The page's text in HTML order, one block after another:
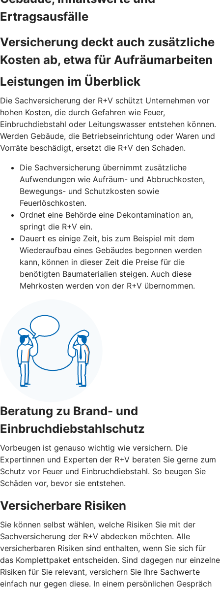
Ertragsausfälle
Versicherung deckt auch zusätzliche
Kosten ab, etwa für Aufräumarbeiten
Leistungen im Überblick
Die Sachversicherung der R+V schützt Unternehmen vor
hohen Kosten, die durch Gefahren wie Feuer,
Einbruchdiebstahl oder Leitungswasser entstehen können.
Werden Gebäude, die Betriebseinrichtung oder Waren und
Vorräte beschädigt, ersetzt die R+V den Schaden.
Die Sachversicherung übernimmt zusätzliche
Aufwendungen wie Aufräum- und Abbruchkosten,
Bewegungs- und Schutzkosten sowie
Feuerlöschkosten.
Ordnet eine Behörde eine Dekontamination an,
springt die R+V ein.
Dauert es einige Zeit, bis zum Beispiel mit dem
Wiederaufbau eines Gebäudes begonnen werden
kann, können in dieser Zeit die Preise für die
benötigten Baumaterialien steigen. Auch diese
Mehrkosten werden von der R+V übernommen.
Beratung zu Brand- und
Einbruchdiebstahlschutz
Vorbeugen ist genauso wichtig wie versichern. Die
Expertinnen und Experten der R+V beraten Sie gerne zum
Schutz vor Feuer und Einbruchdiebstahl. So beugen Sie
Schäden vor, bevor sie entstehen.
Versicherbare Risiken
Sie können selbst wählen, welche Risiken Sie mit der
Sachversicherung der R+V abdecken möchten. Alle
versicherbaren Risiken sind enthalten, wenn Sie sich für
das Komplettpaket entscheiden. Sind dagegen nur einzelne
Risiken für Sie relevant, versichern Sie Ihre Sachwerte
einfach nur gegen diese. In einem persönlichen Gespräch